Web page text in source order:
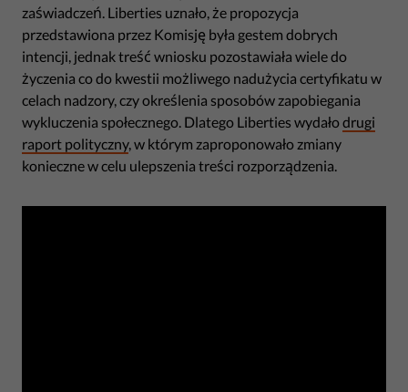
zaświadczeń. Liberties uznało, że propozycja
przedstawiona przez Komisję była gestem dobrych
intencji, jednak treść wniosku pozostawiała wiele do
życzenia co do kwestii możliwego nadużycia certyfikatu w
celach nadzory, czy określenia sposobów zapobiegania
wykluczenia społecznego. Dlatego Liberties wydałodrugi
raport polityczny, w którym zaproponowało zmiany
konieczne w celu ulepszenia treści rozporządzenia.